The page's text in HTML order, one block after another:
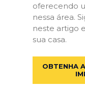
oferecendo
nessa área.
neste artigo
sua casa.
OBTENHA